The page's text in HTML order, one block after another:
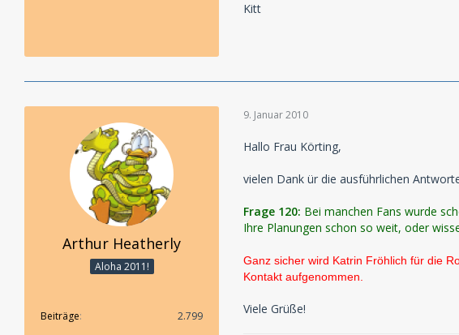
Kitt
Arthur Heatherly
Aloha 2011!
Beiträge 2.799
9. Januar 2010
Hallo Frau Körting,
vielen Dank ür die ausführlichen
Frage 120: Bei manchen Fans wurde
Ihre Planungen schon so weit, oder
Ganz sicher wird Katrin Fröhlich für die
Kontakt aufgenommen.
Viele Grüße!